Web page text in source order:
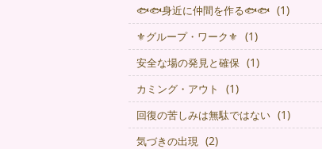
🐟🐟身近に仲間を作る🐟🐟 (1)
⚜グループ・ワーク⚜ (1)
安全な場の発見と確保 (1)
カミング・アウト (1)
回復の苦しみは無駄ではない (1)
気づきの出現 (2)